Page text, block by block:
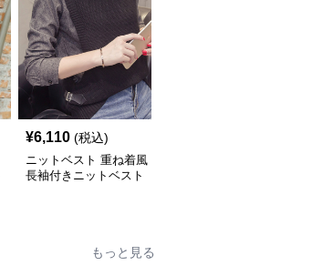
¥6,110 (税込)
ニットベスト 重ね着風
長袖付きニットベスト
もっと見る